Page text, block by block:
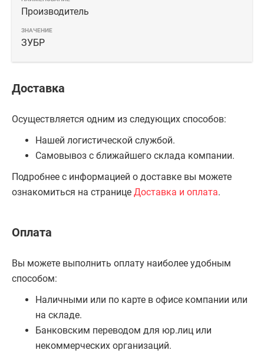
Производитель
ЗУБР
Доставка
Осуществляется одним из следующих способов:
Нашей логистической службой.
Самовывоз с ближайшего склада компании.
Подробнее с информацией о доставке вы можете
ознакомиться на странице Доставка и оплата.
Оплата
Вы можете выполнить оплату наиболее удобным
способом:
Наличными или по карте в офисе компании или
на складе.
Банковским переводом для юр.лиц или
некоммерческих организаций.